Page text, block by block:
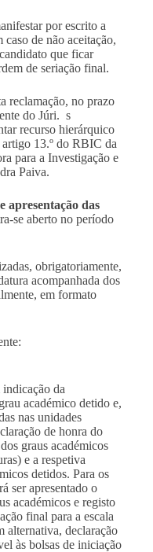
por escrito a
de não aceitação,
que ficar
de seriação final.
reclamação, no prazo
do Júri. s
recurso hierárquico
13.º do RBIC da
para a Investigação e
Paiva.
apresentação das
se aberto no período
obrigatoriamente,
acompanhada dos
em formato
da
académico detido e,
nas unidades
de honra do
graus académicos
e a respetiva
detidos. Para os
ser apresentado o
académicos e registo
final para a escala
alternativa, declaração
às bolsas de iniciação